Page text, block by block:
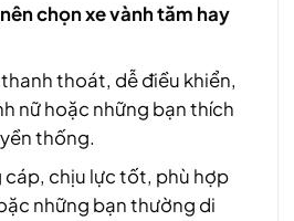
chọn xe vành tăm hay
thanh thoát, dễ điều khiển,
nữ hoặc những bạn thích
thống.
cáp, chịu lực tốt, phù hợp
những bạn thường di